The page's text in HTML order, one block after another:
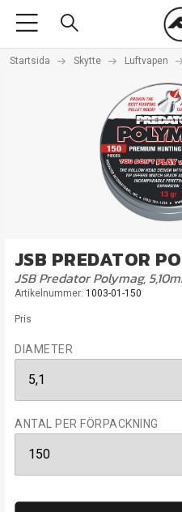
Startsida Skytte Luftvapen
JSB PREDATOR
JSB Predator Polymag,
Artikelnummer: 1003-01-150
Pris
DIAMETER
ANTAL PER FÖRPACKNING